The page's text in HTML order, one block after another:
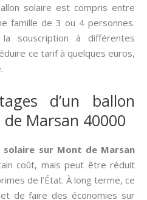
solaire est compris entre
famille de 3 ou 4 personnes.
souscription à différentes
ce tarif à quelques euros,
d’un ballon
Marsan 40000
solaire sur Mont de Marsan
coût, mais peut être réduit
de l’État. À long terme, ce
de faire des économies sur